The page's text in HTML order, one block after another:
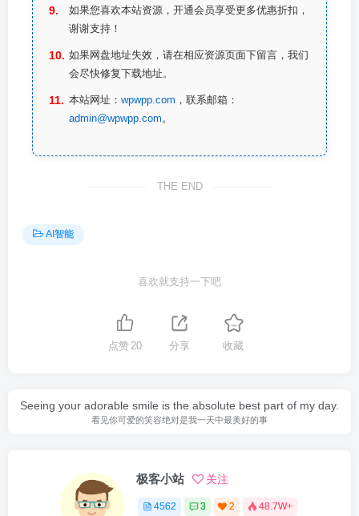
如果您喜欢本站资源，开通会员享受更多优惠折扣，
谢谢支持！
如果网盘地址失效，请在相应资源页面下留言，我们
会尽快修复下载地址。
本站网址： wpwpp.com ，联系邮箱：
admin@wpwpp.com 。
THE END
AI智能
喜欢就支持一下吧
点赞20 分享 收藏
Seeing your adorable smile is the absolute best part of my day.
看见你可爱的笑容绝对是我一天中最美好的事
极客小站 关注
4562 3 2 48.7W+